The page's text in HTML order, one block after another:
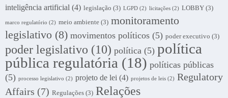
inteligência artificial (4) legislação (3) LGPD (2) licitações (2) LOBBY (3)
marco regulatório (2) meio ambiente (3) monitoramento
legislativo (8) movimentos políticos (5) poder executivo (3)
poder legislativo (10) política (5) política
pública regulatória (18) políticas públicas
(5) processo legislativo (2) projeto de lei (4) projetos de leis (2) Regulatory
Affairs (7) Regulações (3) Relações